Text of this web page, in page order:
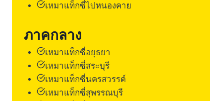
เหมาแท็กซี่ไปหนองคาย
ภาคกลาง
เหมาแท็กซี่อยุธยา
เหมาแท็กซี่สระบุรี
เหมาแท็กซี่นครสวรรค์
เหมาแท็กซี่สุพรรณบุรี